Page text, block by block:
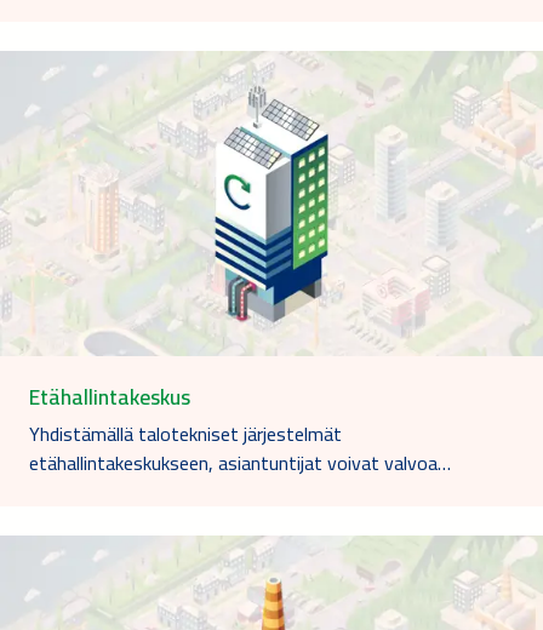
Etähallintakeskus
Yhdistämällä talotekniset järjestelmät
etähallintakeskukseen, asiantuntijat voivat valvoa…